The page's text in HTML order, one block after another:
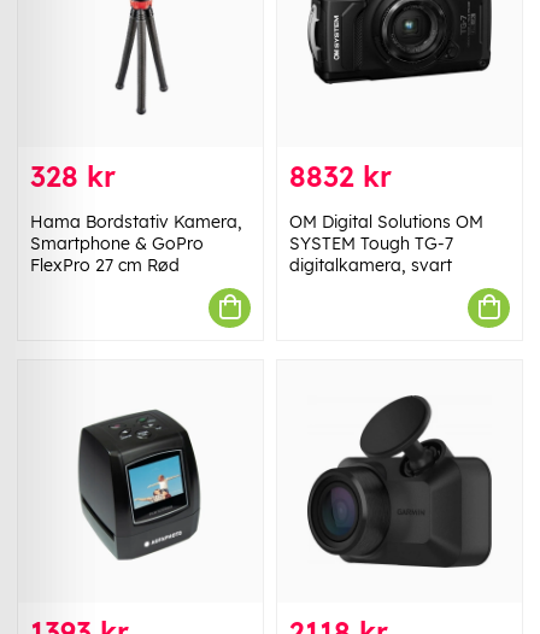
328 kr
Hama Bordstativ Kamera,
Smartphone & GoPro
FlexPro 27 cm Rød
8832 kr
OM Digital Solutions OM
SYSTEM Tough TG-7
digitalkamera, svart